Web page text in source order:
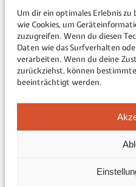
Um dir ein optimales Erlebnis
wie Cookies, um
zuzugreifen. Wenn du diesen
Daten wie das Surfverhalten
verarbeiten. Wenn du deine
zurückziehst, können
beeinträchtigt werden.
Shipping &
Payment methods
Revocation
Legal Information
Cookie Directive